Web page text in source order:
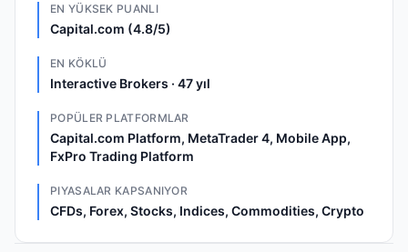
EN YÜKSEK PUANLI
Capital.com (4.8/5)
EN KÖKLÜ
Interactive Brokers · 47 yıl
POPÜLER PLATFORMLAR
Capital.com Platform, MetaTrader 4, Mobile App,
FxPro Trading Platform
PIYASALAR KAPSANIYOR
CFDs, Forex, Stocks, Indices, Commodities, Crypto